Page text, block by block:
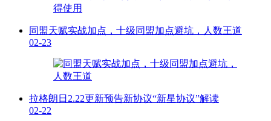
同盟天赋实战加点，十级同盟加点避坑，人数王道
02-23
拉格朗日2.22更新预告新协议“新星协议”解读
02-22